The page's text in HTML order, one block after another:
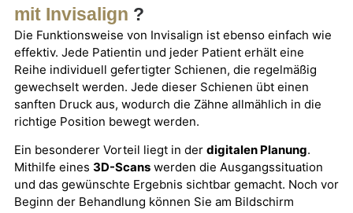
mit Invisalign ?
Die Funktionsweise von Invisalign ist ebenso einfach wie
effektiv. Jede Patientin und jeder Patient erhält eine
Reihe individuell gefertigter Schienen, die regelmäßig
gewechselt werden. Jede dieser Schienen übt einen
sanften Druck aus, wodurch die Zähne allmählich in die
richtige Position bewegt werden.
Ein besonderer Vorteil liegt in der digitalen Planung.
Mithilfe eines 3D-Scanswerden die Ausgangssituation
und das gewünschte Ergebnis sichtbar gemacht. Noch vor
Beginn der Behandlung können Sie am Bildschirm